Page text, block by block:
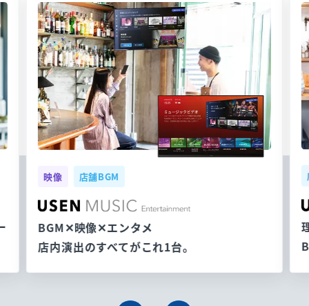
映像 店舗BGM
BGM✕映像✕エンタメ
店内演出のすべてがこれ1台。